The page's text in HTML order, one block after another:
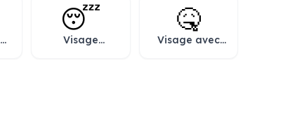
😴
Visage
🤒
Visage avec